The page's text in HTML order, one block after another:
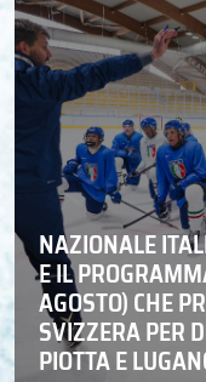
NAZIONALE
E IL
AGOSTO) CHE
SVIZZERA PER
PIOTTA E